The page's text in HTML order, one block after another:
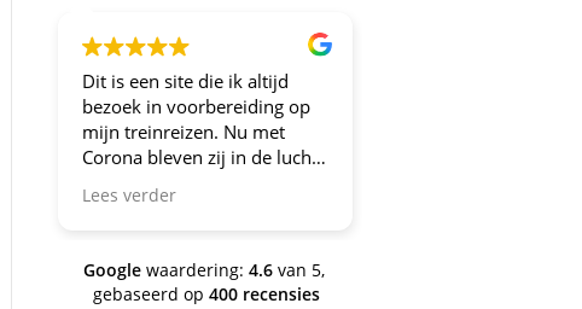
Dit is een site die ik altijd
bezoek in voorbereiding op
mijn treinreizen. Nu met
Corona bleven zij in de lucht.
Bravo en ga zo door! En nu
zijn we een aantal jaren
site om je te oriënteren op
trein-voordeel!
Lees verder
Google waardering: 4.6 van 5,
gebaseerd op400 recensies